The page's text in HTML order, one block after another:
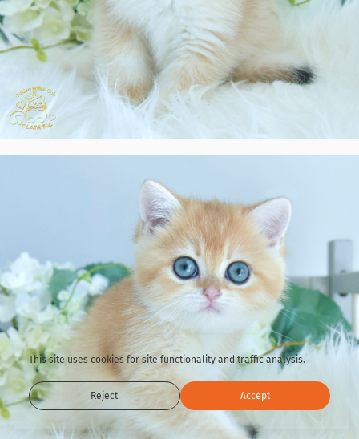
This site uses cookies for site functionality and traffic analysis.
Reject Accept